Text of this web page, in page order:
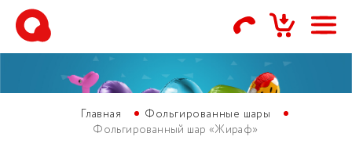
Главная
Фольгированные шары
Фольгированный шар «Жираф»